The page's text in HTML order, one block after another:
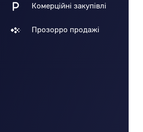
Комерційні закупівлі
Прозорро продажі